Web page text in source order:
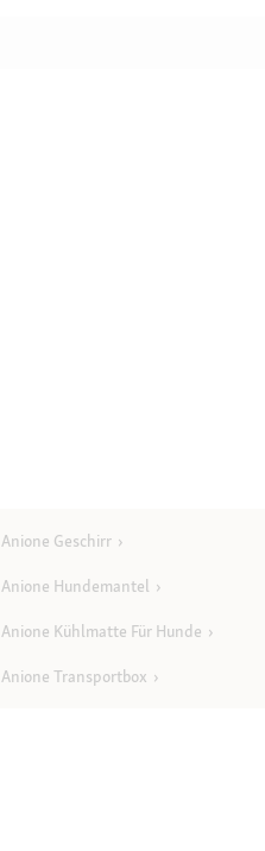
Anione Geschirr
Anione Hundemantel
Anione Kühlmatte Für Hunde
Anione Transportbox